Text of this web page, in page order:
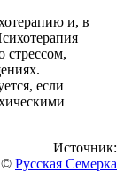
и, в
стрессом,
если
Источник:
© Русская Семерка